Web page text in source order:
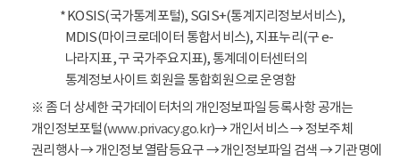
* KOSIS(국가통계포털), SGIS+(통계지리정보서비스),
MDIS(마이크로데이터 통합서비스), 지표누리(구 e-
나라지표, 구 국가주요지표), 통계데이터센터의
통계정보사이트 회원을 통합회원으로 운영함
※ 좀 더 상세한 국가데이터처의 개인정보파일 등록사항 공개는
개인정보포털(www.privacy.go.kr)→ 개인서비스 → 정보주체
권리행사 → 개인정보 열람등요구 → 개인정보파일 검색 → 기관명에